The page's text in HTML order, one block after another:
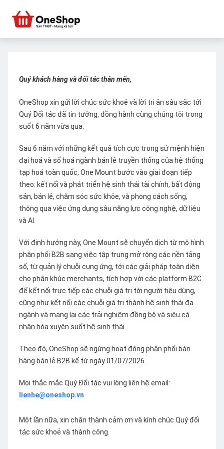
Quý khách hàng và đối tác thân mến,
OneShop xin gửi lời chúc sức khoẻ và lời tri ân sâu sắc tới
Quý Đối tác đã tin tưởng, đồng hành cùng chúng tôi trong
suốt 6 năm vừa qua.
Sau 6 năm với những kết quả tích cực trong sứ mệnh hiện
đại hoá và số hoá ngành bán lẻ truyền thống của hệ thống
tạp hoá toàn quốc, One Mount bước vào giai đoạn tiếp
theo: kết nối và phát triển hệ sinh thái tài chính, bất động
sản, bán lẻ, chăm sóc sức khỏe, và phong cách sống,
thông qua việc ứng dụng sâu năng lực công nghệ, dữ liệu
và AI.
Với định hướng này, One Mount sẽ chuyển dịch từ mô hình
phân phối B2B sang việc tập trung mở rộng các nền tảng
số, từ quản lý chuỗi cung ứng, tới các giải pháp toàn diện
cho phân khúc merchants, tích hợp với các platform B2C
để kết nối trực tiếp các chuỗi giá trị tới người tiêu dùng,
cũng như kết nối các chuỗi giá trị thành hệ sinh thái đa
ngành và mang lại các trải nghiệm đồng bộ và siêu cá
nhân hóa xuyên suốt hệ sinh thái
Theo đó, OneShop sẽ ngừng hoạt động phân phối bán
hàng bán lẻ B2B kể từ ngày 01/07/2026.
Mọi thắc mắc Quý Đối tác vui lòng liên hệ email:
lienhe@oneshop.vn
Một lần nữa, xin chân thành cảm ơn và kính chúc Quý đối
tác sức khoẻ và thành công.